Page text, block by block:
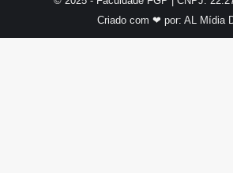
Criado com ❤ por: AL Mídia